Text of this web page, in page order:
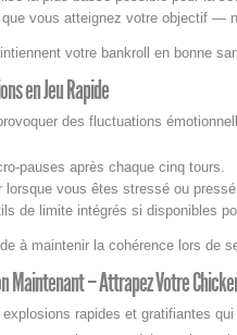
vous atteignez votre objectif —
votre bankroll en bonne
en Jeu Rapide
provoquer des fluctuations
après chaque cinq tours.
lorsque vous êtes stressé ou
de limite intégrés si disponibles
à maintenir la cohérence lors de
Maintenant – Attrapez Votre
rapides et gratifiantes